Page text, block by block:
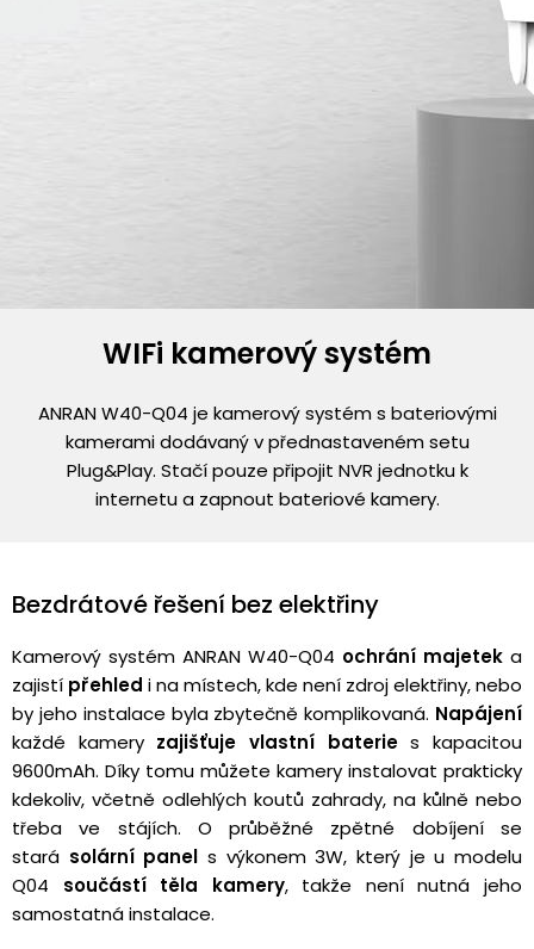
WIFi kamerový systém
ANRAN W40-Q04 je kamerový systém s bateriovými
kamerami dodávaný v přednastaveném setu
Plug&Play. Stačí pouze připojit NVR jednotku k
internetu a zapnout bateriové kamery.
Bezdrátové řešení bez elektřiny
Kamerový systém ANRAN W40-Q04 ochrání majetek a
zajistí přehled i na místech, kde není zdroj elektřiny, nebo
by jeho instalace byla zbytečně komplikovaná. Napájení
každé kamery zajišťuje vlastní bateries kapacitou
9600mAh. Díky tomu můžete kamery instalovat prakticky
kdekoliv, včetně odlehlých koutů zahrady, na kůlně nebo
třeba ve stájích. O průběžné zpětné dobíjení se
stará solární panel s výkonem 3W, který je u modelu
Q04 součástí těla kamery, takže není nutná jeho
samostatná instalace.